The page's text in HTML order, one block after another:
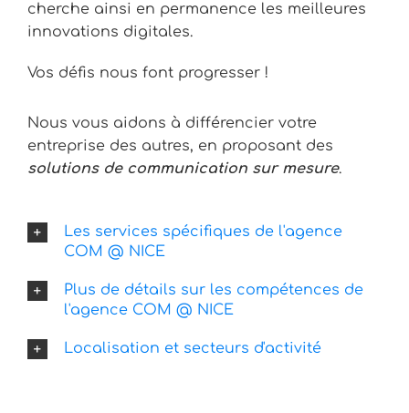
cherche ainsi en permanence les meilleures
innovations digitales.
Vos défis nous font progresser !
Nous vous aidons à différencier votre
entreprise des autres, en proposant des
solutions de communication sur mesure.
Les services spécifiques de l'agence
COM @ NICE
Plus de détails sur les compétences de
l'agence COM @ NICE
Localisation et secteurs d'activité